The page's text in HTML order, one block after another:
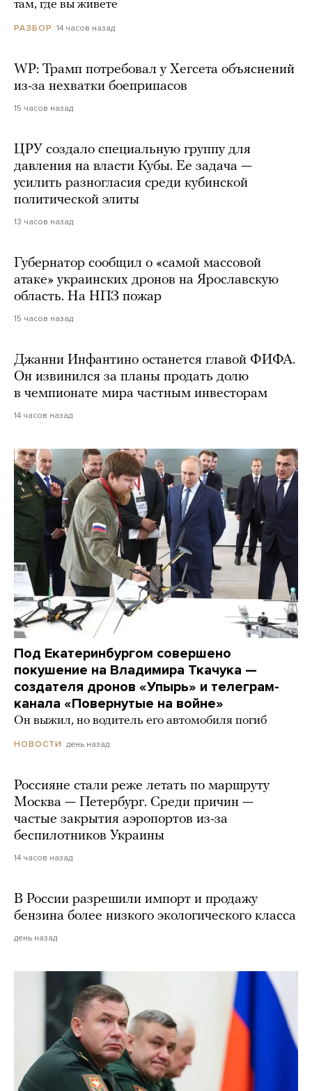
там, где вы живете
РАЗБОР 14 часов назад
WP: Трамп потребовал у Хегсета объяснений
из-за нехватки боеприпасов
15 часов назад
ЦРУ создало специальную группу для
давления на власти Кубы. Ее задача —
усилить разногласия среди кубинской
политической элиты
13 часов назад
Губернатор сообщил о «самой массовой
атаке» украинских дронов на Ярославскую
область. На НПЗ пожар
15 часов назад
Джанни Инфантино останется главой ФИФА.
Он извинился за планы продать долю
в чемпионате мира частным инвесторам
14 часов назад
Под Екатеринбургом совершено
покушение на Владимира Ткачука —
создателя дронов «Упырь» и телеграм-
канала «Повернутые на войне»
Он выжил, но водитель его автомобиля погиб
НОВОСТИ день назад
Россияне стали реже летать по маршруту
Москва — Петербург. Среди причин —
частые закрытия аэропортов из-за
беспилотников Украины
14 часов назад
В России разрешили импорт и продажу
бензина более низкого экологического класса
день назад